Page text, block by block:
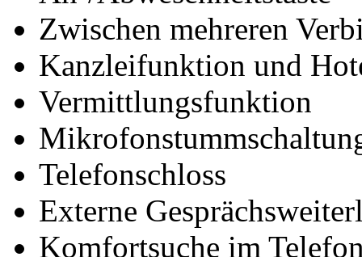
Zwischen mehreren
Kanzleifunktion und
Vermittlungsfunktion
Telefonschloss
Externe
Komfortsuche im